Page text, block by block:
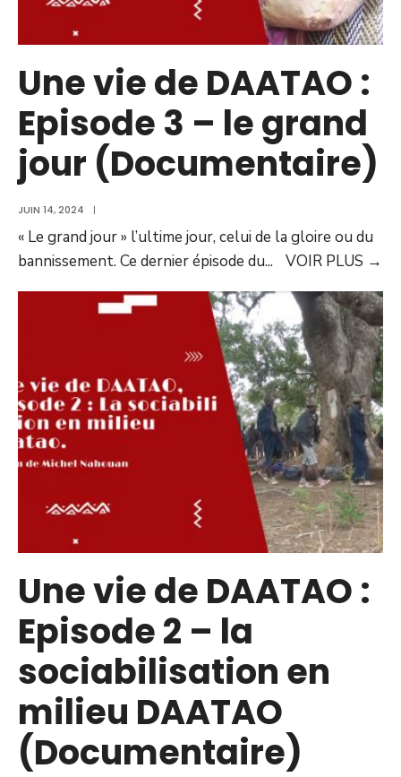
Une vie de DAATAO :
Episode 3 – le grand
jour (Documentaire)
JUIN 14, 2024 |
« Le grand jour » l’ultime jour, celui de la gloire ou du
bannissement. Ce dernier épisode du... VOIR PLUS →
Une vie de DAATAO :
Episode 2 – la
sociabilisation en
milieu DAATAO
(Documentaire)